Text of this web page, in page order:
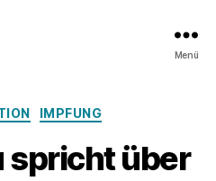
Menü
Kategorien
IMPFUNG
spricht über